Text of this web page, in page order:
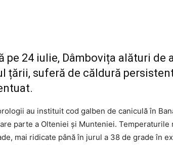
pe 24 iulie, Dâmbovița alături
țării, suferă de căldură
au instituit cod galben de caniculă în
parte a Olteniei și Munteniei.
mai ridicate până în jurul a 38 de grade în